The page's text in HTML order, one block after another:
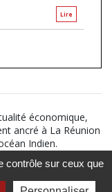
Lire
économique,
ancré à La Réunion
Indien.
Notice légale
Politique de
contrôle sur ceux que